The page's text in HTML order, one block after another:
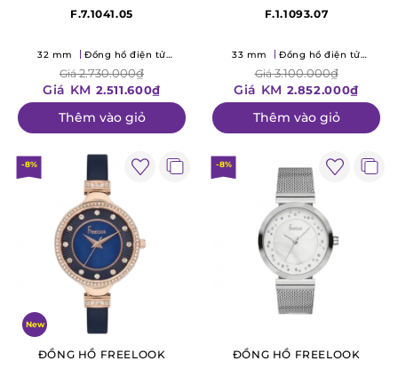
F.7.1041.05
32 mm
Đồng hồ điện tử
Giá2.730.000₫
Giá KM 2.511.600₫
Thêm vào giỏ
F.1.1093.07
33 mm
Đồng hồ điện tử
Giá3.100.000₫
Giá KM 2.852.000₫
Thêm vào giỏ
-8%
New
ĐỒNG HỒ FREELOOK
-8%
ĐỒNG HỒ FREELOOK